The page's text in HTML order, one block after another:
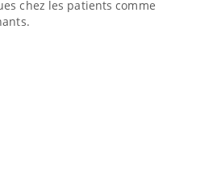
chez les patients comme